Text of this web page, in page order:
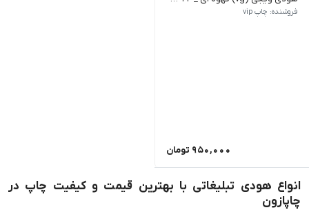
فروشنده: چاپ vip
950,000 تومان
انواع هودی تبلیغاتی با بهترین قیمت و کیفیت چاپ در
چاپازون